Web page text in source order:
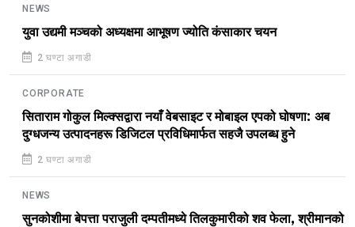
NEWS
युवा उद्यमी मञ्चको अध्यक्षमा आभूषण ज्योति कंसाकार चयन
2 घण्टा अगाडी
CORPORATE
सिताराम गोकुल मिल्क्सद्वारा नयाँ वेबसाइट र मोबाइल एपको घोषणा: अब
दुग्धजन्य उत्पादनहरू डिजिटल प्रविधिमार्फत सहजै उपलब्ध हुने
2 घण्टा अगाडी
NEWS
सुनकोशीमा बेपत्ता पराजुली दम्पतीमध्ये तिलकुमारीको शव फेला, श्रीमानको